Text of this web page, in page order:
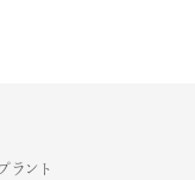
ラント